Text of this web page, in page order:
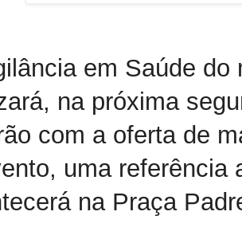
em Saúde
na próxima
com a oferta de
uma referência
na Praça